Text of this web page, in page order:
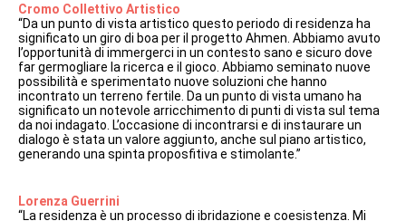
Cromo Collettivo Artistico
“Da un punto di vista artistico questo periodo di residenza ha
significato un giro di boa per il progetto Ahmen. Abbiamo avuto
l’opportunità di immergerci in un contesto sano e sicuro dove
far germogliare la ricerca e il gioco. Abbiamo seminato nuove
possibilità e sperimentato nuove soluzioni che hanno
incontrato un terreno fertile. Da un punto di vista umano ha
significato un notevole arricchimento di punti di vista sul tema
da noi indagato. L’occasione di incontrarsi e di instaurare un
dialogo è stata un valore aggiunto, anche sul piano artistico,
generando una spinta proposfitiva e stimolante.”
Lorenza Guerrini
“La residenza è un processo di ibridazione e coesistenza. Mi